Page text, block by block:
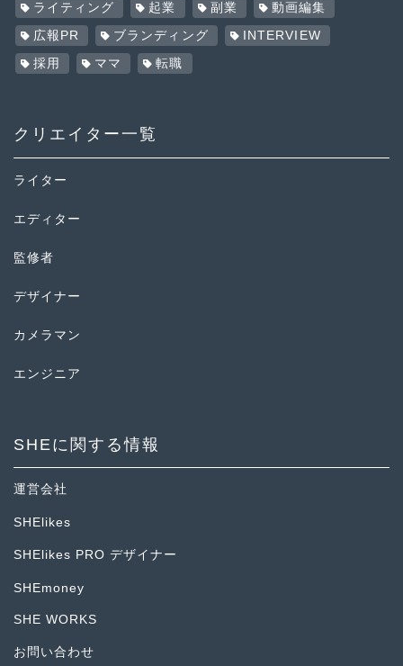
ライティング 起業 副業 動画編集
広報PR ブランディング INTERVIEW
採用 ママ 転職
クリエイター一覧
ライター
エディター
監修者
デザイナー
カメラマン
エンジニア
SHEに関する情報
運営会社
SHElikes
SHElikes PRO デザイナー
SHEmoney
SHE WORKS
お問い合わせ